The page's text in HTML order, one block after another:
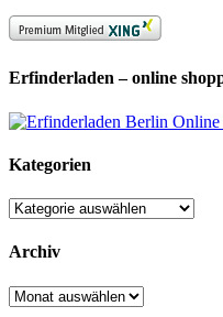
Erfinderladen – online
Kategorien
Kategorien
Archiv
Archiv